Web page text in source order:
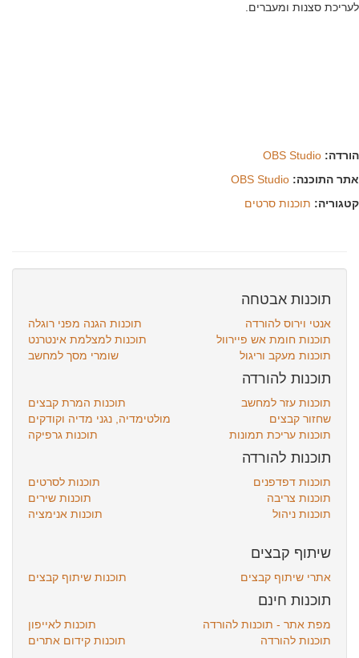
סצנות ומעברים.
OBS Studio
התוכנה: OBS Studio
תוכנות סרטים
תוכנות אבטחה
אנטי וירוס להורדה
תוכנות הגנה מפני רוגלה
תוכנות חומת אש פיירוול
תוכנות למצלמת אינטרנט
תוכנות מעקב וריגול
שומרי מסך למחשב
תוכנות להורדה
תוכנות עזר למחשב
תוכנות המרת קבצים
שחזור קבצים
מולטימדיה, נגני מדיה וקודקים
תוכנות עריכת תמונות
תוכנות גרפיקה
תוכנות להורדה
תוכנות דפדפנים
תוכנות לסרטים
תוכנות צריבה
תוכנות שירים
תוכנות ניהול
תוכנות אנימציה
שיתוף קבצים
אתרי שיתוף קבצים תוכנות שיתוף קבצים
תוכנות חינם
מפת אתר - תוכנות להורדה
תוכנות לאייפון
תוכנות להורדה
תוכנות קידום אתרים